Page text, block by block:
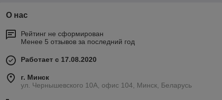
О нас
Рейтинг не сформирован
Менее 5 отзывов за последний год
Работает с 17.08.2020
г. Минск
ул. Чернышевского 10А, офис 104, Минск, Беларусь